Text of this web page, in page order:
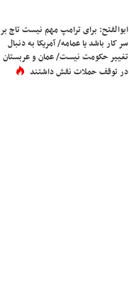
ابوالفتح: برای ترامپ مهم نیست تاج بر
سر کار باشد یا عمامه/ آمریکا به دنبال
تغییر حکومت نیست/ عمان و عربستان
در توقف حملات نقش داشتند